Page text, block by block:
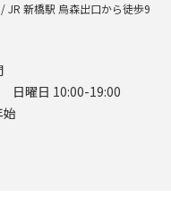
新橋駅 烏森出口から徒歩9
日曜日 10:00-19:00
始